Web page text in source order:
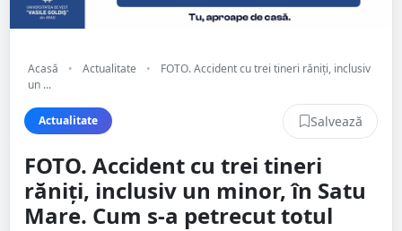
Acasă • Actualitate •
FOTO. Accident cu trei tineri răniți, inclusiv
un ...
Actualitate Salvează
FOTO. Accident cu trei tineri
răniți, inclusiv un minor, în Satu
Mare. Cum s-a petrecut totul